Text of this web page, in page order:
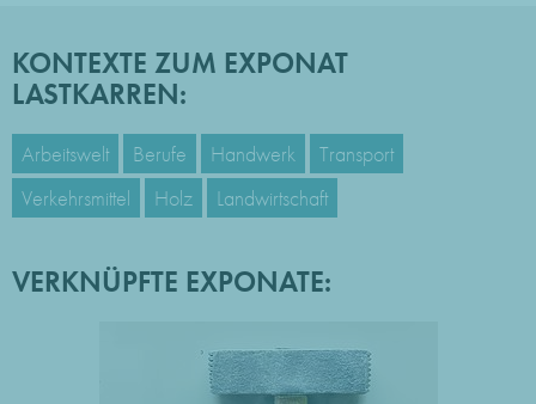
KONTEXTE ZUM EXPONAT
LASTKARREN:
Arbeitswelt Berufe Handwerk
Transport
Verkehrsmittel
Holz Landwirtschaft
VERKNÜPFTE EXPONATE: